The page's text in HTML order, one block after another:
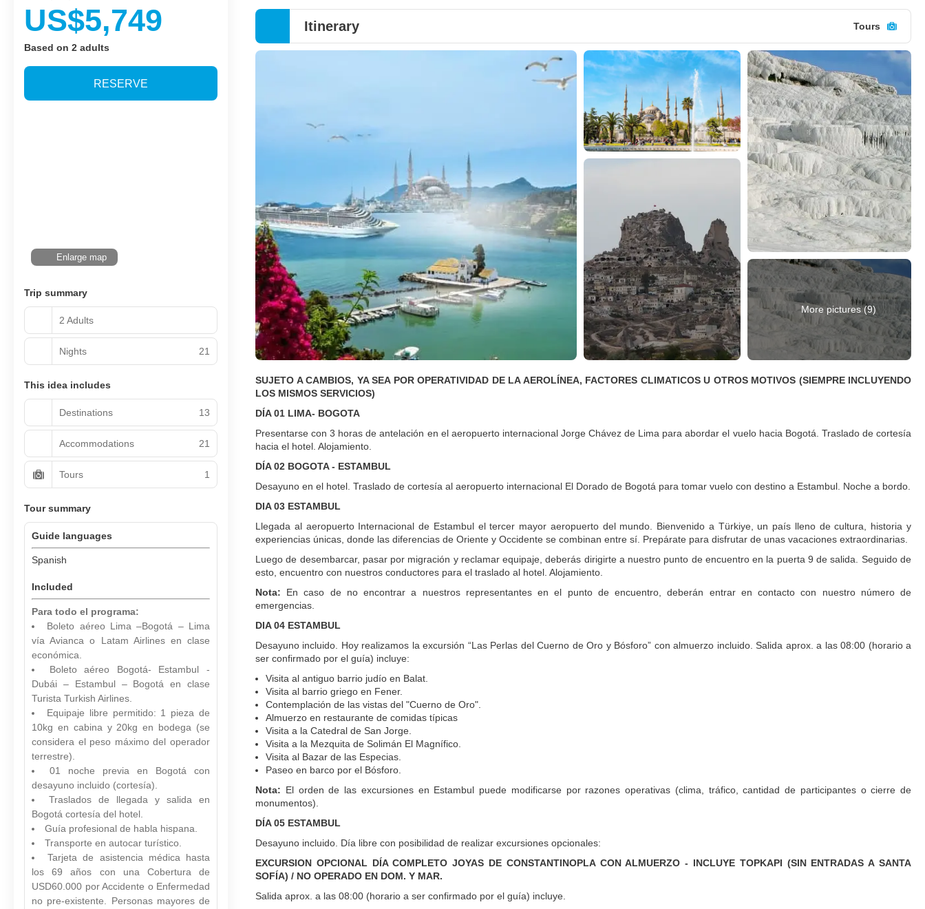
Itinerary Tours
More pictures (9)
SUJETO A CAMBIOS, YA SEA POR OPERATIVIDAD DE LA AEROLÍNEA, FACTORES CLIMATICOS U OTROS MOTIVOS (SIEMPRE INCLUYENDO
LOS MISMOS SERVICIOS)
DÍA 01 LIMA- BOGOTA
Presentarse con 3 horas de antelación en el aeropuerto internacional Jorge Chávez de Lima para abordar el vuelo hacia Bogotá. Traslado de cortesía
hacia el hotel. Alojamiento.
DÍA 02 BOGOTA - ESTAMBUL
Desayuno en el hotel. Traslado de cortesía al aeropuerto internacional El Dorado de Bogotá para tomar vuelo con destino a Estambul. Noche a bordo.
DIA 03 ESTAMBUL
Llegada al aeropuerto Internacional de Estambul el tercer mayor aeropuerto del mundo. Bienvenido a Türkiye, un país lleno de cultura, historia y
experiencias únicas, donde las diferencias de Oriente y Occidente se combinan entre sí. Prepárate para disfrutar de unas vacaciones extraordinarias.
Luego de desembarcar, pasar por migración y reclamar equipaje, deberás dirigirte a nuestro punto de encuentro en la puerta 9 de salida. Seguido de
esto, encuentro con nuestros conductores para el traslado al hotel. Alojamiento.
Nota: En caso de no encontrar a nuestros representantes en el punto de encuentro, deberán entrar en contacto con nuestro número de
emergencias.
DIA 04 ESTAMBUL
Desayuno incluido. Hoy realizamos la excursión “Las Perlas del Cuerno de Oro y Bósforo” con almuerzo incluido. Salida aprox. a las 08:00 (horario a
ser confirmado por el guía) incluye:
Visita al antiguo barrio judío en Balat.
Visita al barrio griego en Fener.
Contemplación de las vistas del "Cuerno de Oro".
Almuerzo en restaurante de comidas típicas
Visita a la Catedral de San Jorge.
Visita a la Mezquita de Solimán El Magnífico.
Visita al Bazar de las Especias.
Paseo en barco por el Bósforo.
Nota: El orden de las excursiones en Estambul puede modificarse por razones operativas (clima, tráfico, cantidad de participantes o cierre de
monumentos).
DÍA 05 ESTAMBUL
Desayuno incluido. Día libre con posibilidad de realizar excursiones opcionales:
EXCURSION OPCIONAL DÍA COMPLETO JOYAS DE CONSTANTINOPLA CON ALMUERZO - INCLUYE TOPKAPI (SIN ENTRADAS A SANTA
SOFÍA) / NO OPERADO EN DOM. Y MAR.
Salida aprox. a las 08:00 (horario a ser confirmado por el guía) incluye.
US$5,749
Based on 2 adults
RESERVE
Enlarge map
Trip summary
2 Adults
Nights 21
This idea includes
Destinations 13
Accommodations 21
Tours 1
Tour summary
Guide languages
Spanish
Included
Para todo el programa:
Boleto aéreo Lima –Bogotá – Lima
vía Avianca o Latam Airlines en clase
económica.
Boleto aéreo Bogotá- Estambul -
Dubái – Estambul – Bogotá en clase
Turista Turkish Airlines.
Equipaje libre permitido: 1 pieza de
10kg en cabina y 20kg en bodega (se
considera el peso máximo del operador
terrestre).
01 noche previa en Bogotá con
desayuno incluido (cortesía).
Traslados de llegada y salida en
Bogotá cortesía del hotel.
Guía profesional de habla hispana.
Transporte en autocar turístico.
Tarjeta de asistencia médica hasta
los 69 años con una Cobertura de
USD60.000 por Accidente o Enfermedad
no pre-existente. Personas mayores de